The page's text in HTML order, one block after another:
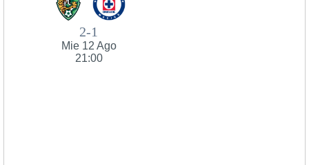
2-1
Mie 12 Ago
21:00